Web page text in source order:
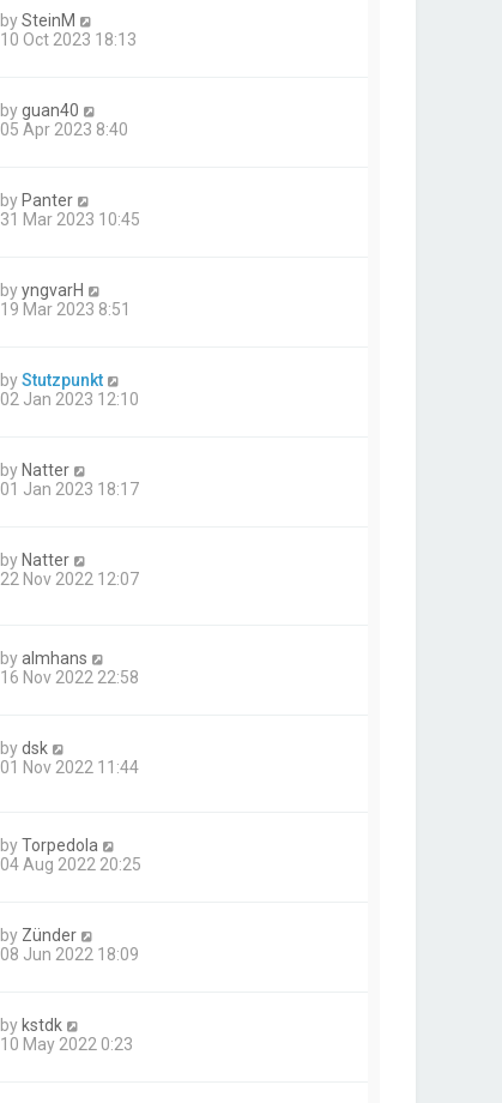
bySteinM
10 Oct 2023 18:13
byguan40
05 Apr 2023 8:40
by Panter
31 Mar 2023 10:45
byyngvarH
19 Mar 2023 8:51
byStutzpunkt
02 Jan 2023 12:10
by Natter
01 Jan 2023 18:17
by Natter
22 Nov 2022 12:07
byalmhans
16 Nov 2022 22:58
bydsk
01 Nov 2022 11:44
byTorpedola
04 Aug 2022 20:25
by Zünder
08 Jun 2022 18:09
by kstdk
10 May 2022 0:23